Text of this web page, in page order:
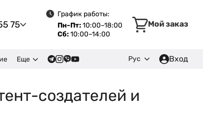
75
График работы:
Пн-Пт:10:00–18:00
Сб:10:00–14:00
Мой заказ
Еще Рус Вход
создателей и